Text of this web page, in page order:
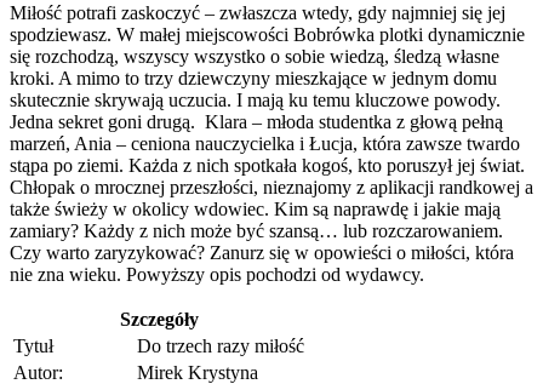
Miłość potrafi zaskoczyć – zwłaszcza wtedy, gdy najmniej się jej
spodziewasz. W małej miejscowości Bobrówka plotki dynamicznie
się rozchodzą, wszyscy wszystko o sobie wiedzą, śledzą własne
kroki. A mimo to trzy dziewczyny mieszkające w jednym domu
skutecznie skrywają uczucia. I mają ku temu kluczowe powody.
Jedna sekret goni drugą. Klara – młoda studentka z głową pełną
marzeń, Ania – ceniona nauczycielka i Łucja, która zawsze twardo
stąpa po ziemi. Każda z nich spotkała kogoś, kto poruszył jej świat.
Chłopak o mrocznej przeszłości, nieznajomy z aplikacji randkowej a
także świeży w okolicy wdowiec. Kim są naprawdę i jakie mają
zamiary? Każdy z nich może być szansą… lub rozczarowaniem.
Czy warto zaryzykować? Zanurz się w opowieści o miłości, która
nie zna wieku. Powyższy opis pochodzi od wydawcy.
Szczegóły
Tytuł
Do trzech razy miłość
Autor:
Mirek Krystyna